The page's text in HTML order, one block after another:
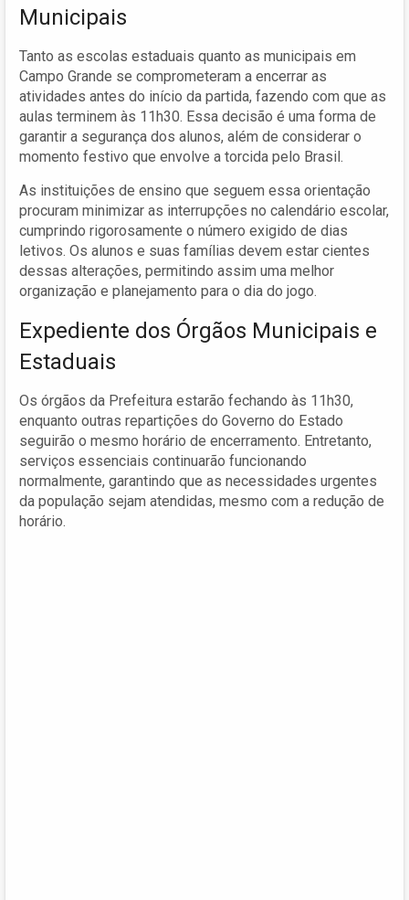
Municipais
Tanto as escolas estaduais quanto as municipais em
Campo Grande se comprometeram a encerrar as
atividades antes do início da partida, fazendo com que as
aulas terminem às 11h30. Essa decisão é uma forma de
garantir a segurança dos alunos, além de considerar o
momento festivo que envolve a torcida pelo Brasil.
As instituições de ensino que seguem essa orientação
procuram minimizar as interrupções no calendário escolar,
cumprindo rigorosamente o número exigido de dias
letivos. Os alunos e suas famílias devem estar cientes
dessas alterações, permitindo assim uma melhor
organização e planejamento para o dia do jogo.
Expediente dos Órgãos Municipais e
Estaduais
Os órgãos da Prefeitura estarão fechando às 11h30,
enquanto outras repartições do Governo do Estado
seguirão o mesmo horário de encerramento. Entretanto,
serviços essenciais continuarão funcionando
normalmente, garantindo que as necessidades urgentes
da população sejam atendidas, mesmo com a redução de
horário.